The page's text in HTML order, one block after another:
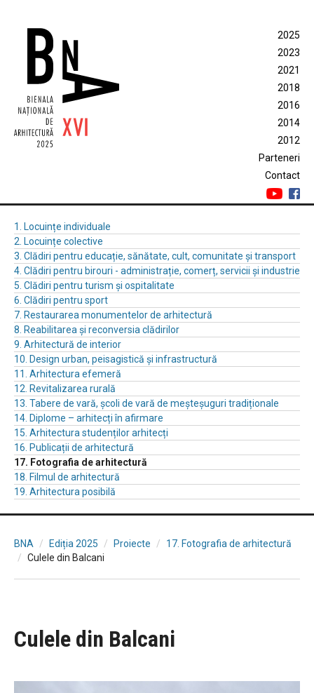
2025
2023
2021
2018
2016
2014
2012
Parteneri
Contact
1. Locuințe individuale
2. Locuințe colective
3. Clădiri pentru educație, sănătate, cult, comunitate și transport
4. Clădiri pentru birouri - administrație, comerț, servicii și industrie
5. Clădiri pentru turism și ospitalitate
6. Clădiri pentru sport
7. Restaurarea monumentelor de arhitectură
8. Reabilitarea și reconversia clădirilor
9. Arhitectură de interior
10. Design urban, peisagistică și infrastructură
11. Arhitectura efemeră
12. Revitalizarea rurală
13. Tabere de vară, școli de vară de meșteșuguri tradiționale
14. Diplome – arhitecți în afirmare
15. Arhitectura studenților arhitecți
16. Publicații de arhitectură
17. Fotografia de arhitectură
18. Filmul de arhitectură
19. Arhitectura posibilă
BNA Ediția 2025 Proiecte
17. Fotografia de arhitectură
Culele din Balcani
Culele din Balcani